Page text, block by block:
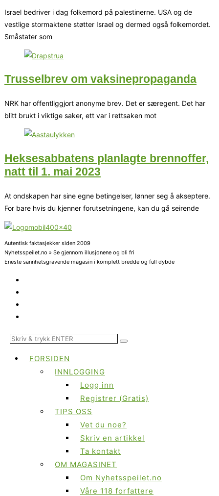
Israel bedriver i dag folkemord på palestinerne. USA og de
vestlige stormaktene støtter Israel og dermed også folkemordet.
Småstater som
Trusselbrev om vaksinepropaganda
NRK har offentliggjort anonyme brev. Det er særegent. Det har
blitt brukt i viktige saker, ett var i rettsaken mot
Heksesabbatens planlagte brennoffer,
natt til 1. mai 2023
At ondskapen har sine egne betingelser, lønner seg å akseptere.
For bare hvis du kjenner forutsetningene, kan du gå seirende
Autentisk faktasjekker siden 2009
Nyhetsspeilet.no » Se gjennom illusjonene og bli fri
Eneste sannhetsgravende magasin i komplett bredde og full dybde
FORSIDEN
INNLOGGING
Logg inn
Registrer (Gratis)
TIPS OSS
Vet du noe?
Skriv en artikkel
Ta kontakt
OM MAGASINET
Om Nyhetsspeilet.no
Våre 118 forfattere